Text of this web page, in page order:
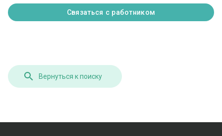
Связаться с работником
Вернуться к поиску